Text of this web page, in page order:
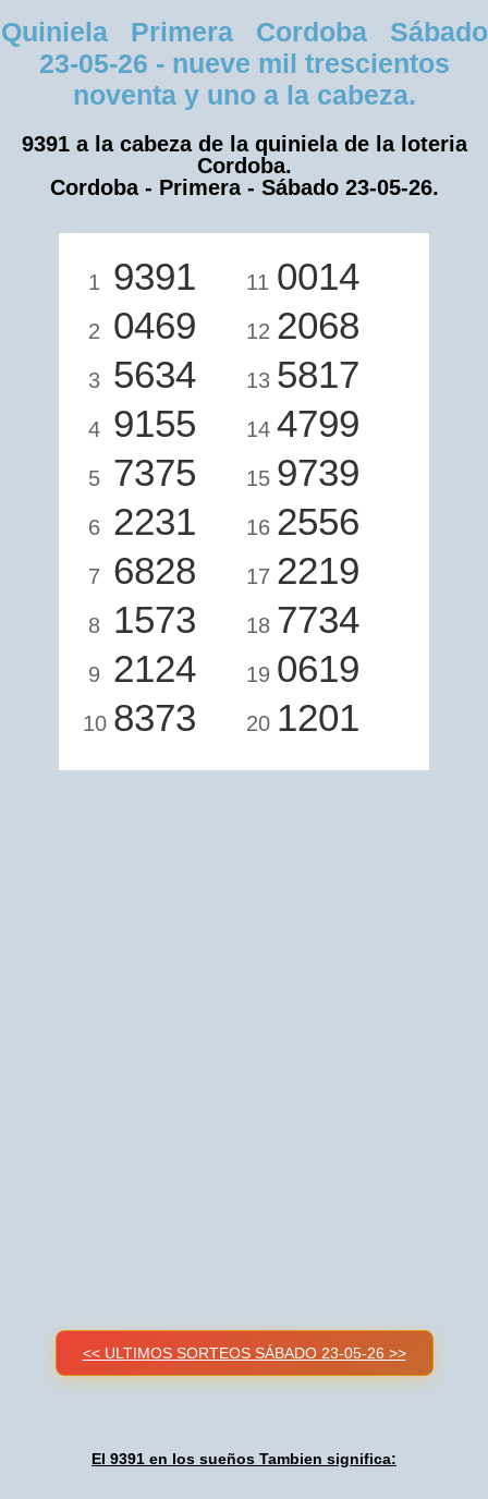
Quiniela Primera Cordoba Sábado
23-05-26 - nueve mil trescientos
noventa y uno a la cabeza.
9391 a la cabeza de la quiniela de la loteria
Cordoba.
Cordoba - Primera - Sábado 23-05-26.
1 9391
2 0469
3 5634
4 9155
5 7375
6 2231
7 6828
8 1573
9 2124
10 8373
11 0014
12 2068
13 5817
14 4799
15 9739
16 2556
17 2219
18 7734
19 0619
20 1201
<< ULTIMOS SORTEOS SÁBADO 23-05-26 >>
El 9391 en los sueños Tambien significa: